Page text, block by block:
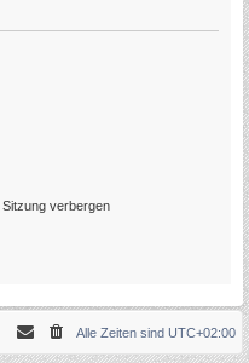
verbergen
Alle Zeiten sind UTC+02:00